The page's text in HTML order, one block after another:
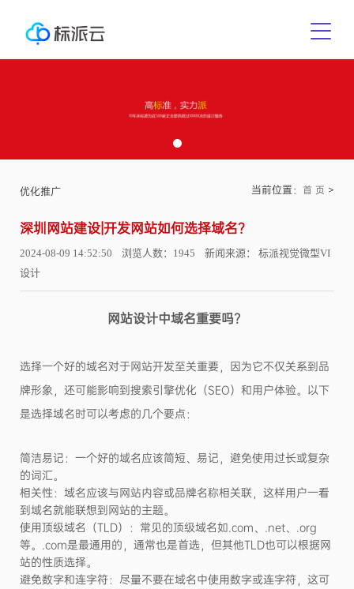
优化推广 当前位置： 首 页 >
深圳网站建设|开发网站如何选择域名？
2024-08-09 14:52:50 浏览人数：1945 新闻来源： 标派视觉微型VI
设计
网站设计中域名重要吗？
选择一个好的域名对于网站开发至关重要，因为它不仅关系到品
牌形象，还可能影响到搜索引擎优化（SEO）和用户体验。以下
是选择域名时可以考虑的几个要点：
简洁易记：一个好的域名应该简短、易记，避免使用过长或复杂
的词汇。
相关性：域名应该与网站内容或品牌名称相关联，这样用户一看
到域名就能联想到网站的主题。
使用顶级域名（TLD）：常见的顶级域名如.com、.net、.org
等。.com是最通用的，通常也是首选，但其他TLD也可以根据网
站的性质选择。
避免数字和连字符：尽量不要在域名中使用数字或连字符，这可